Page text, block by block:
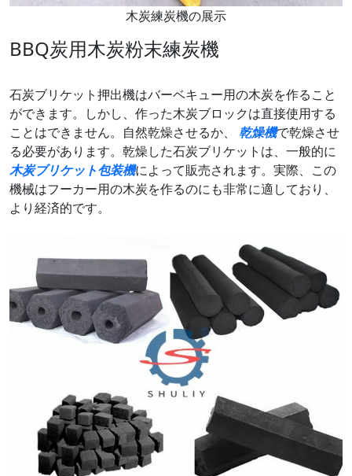
木炭練炭機の展示
BBQ炭用木炭粉末練炭機
石炭ブリケット押出機はバーベキュー用の木炭を作ること
ができます。しかし、作った木炭ブロックは直接使用する
ことはできません。自然乾燥させるか、
乾燥機で乾燥させ
る必要があります。乾燥した石炭ブリケットは、一般的に
木炭ブリケット包装機によって販売されます。実際、この
機械はフーカー用の木炭を作るのにも非常に適しており、
より経済的です。